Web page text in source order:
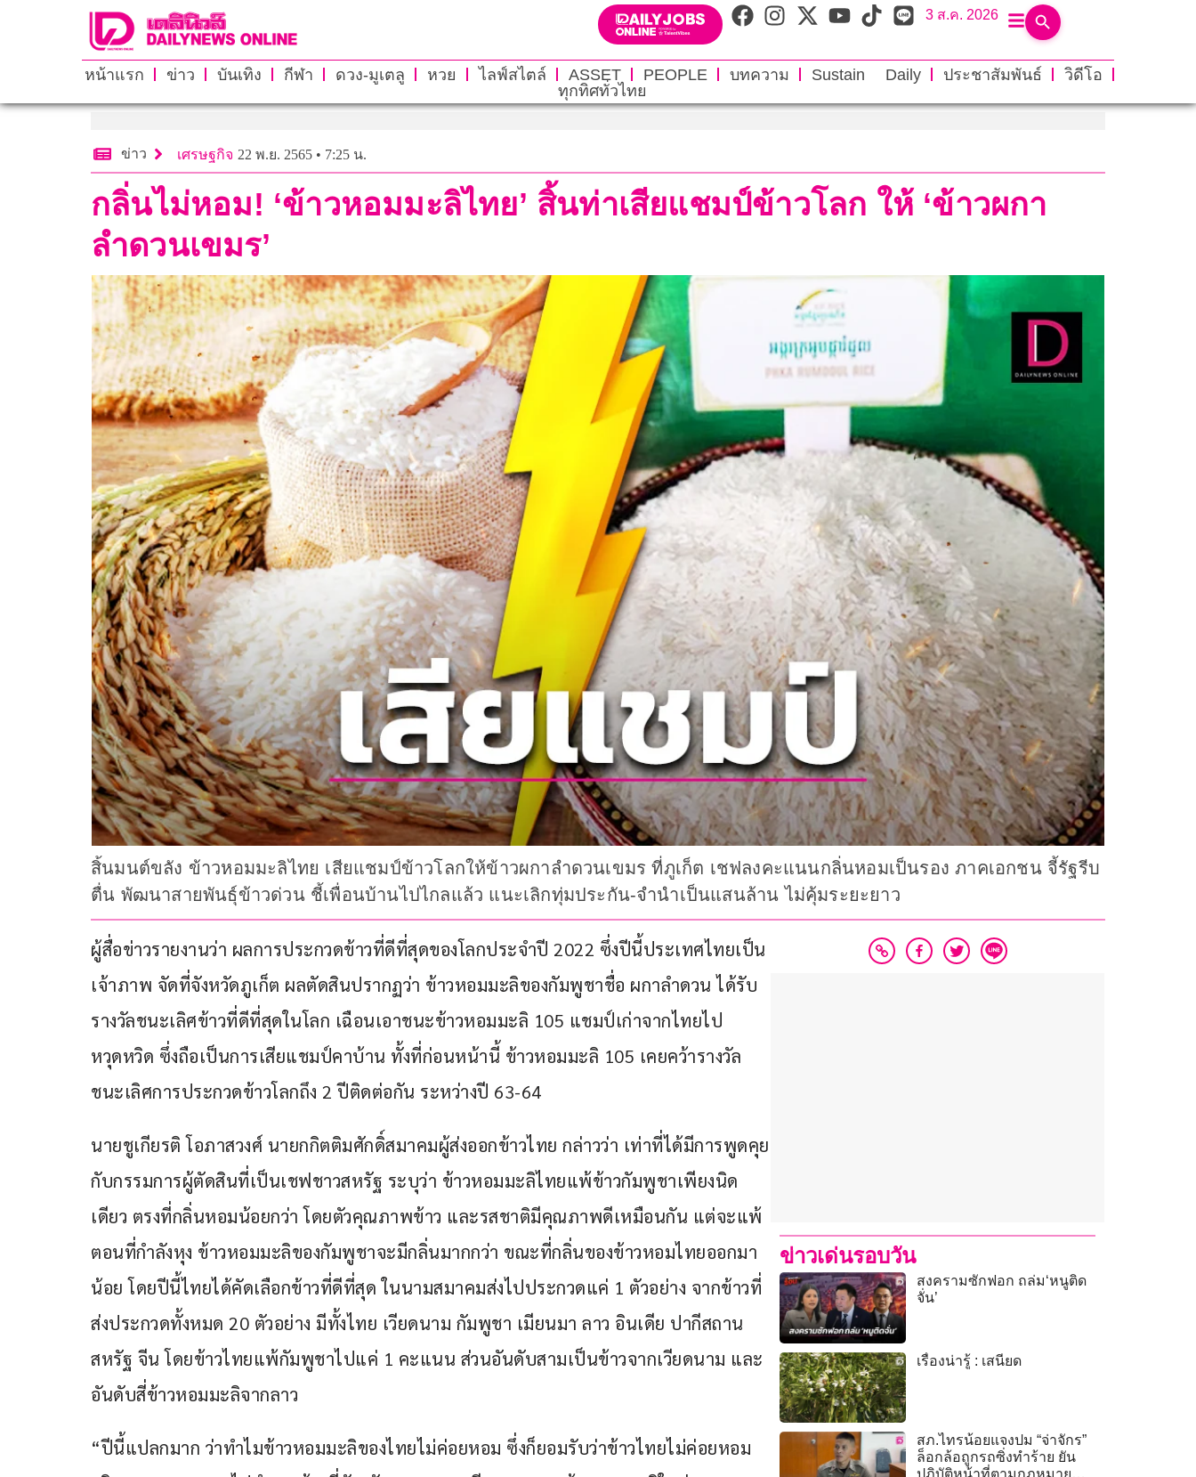
3 ส.ค. 2026
หน้าแรก ข่าว บันเทิง กีฬา ดวง-มูเตลู หวย ไลฟ์สไตล์ ASSET PEOPLE บทความ Sustain Daily ประชาสัมพันธ์
วิดีโอ
ทุกทิศทั่วไทย
ข่าว เศรษฐกิจ 22 พ.ย. 2565 • 7:25 น.
กลิ่นไม่หอม! ‘ข้าวหอมมะลิไทย’ สิ้นท่าเสียแชมป์ข้าวโลก ให้ ‘ข้าวผกา
ลำดวนเขมร’
สิ้นมนต์ขลัง ข้าวหอมมะลิไทย เสียแชมป์ข้าวโลกให้ข้าวผกาลำดวนเขมร ที่ภูเก็ต เชฟลงคะแนนกลิ่นหอมเป็นรอง ภาคเอกชน จี้รัฐรีบ
ตื่น พัฒนาสายพันธุ์ข้าวด่วน ชี้เพื่อนบ้านไปไกลแล้ว แนะเลิกทุ่มประกัน-จำนำเป็นแสนล้าน ไม่คุ้มระยะยาว
ผู้สื่อข่าวรายงานว่า ผลการประกวดข้าวที่ดีที่สุดของโลกประจำปี 2022 ซึ่งปีนี้ประเทศไทยเป็น
เจ้าภาพ จัดที่จังหวัดภูเก็ต ผลตัดสินปรากฏว่า ข้าวหอมมะลิของกัมพูชาชื่อ ผกาลำดวน ได้รับ
รางวัลชนะเลิศข้าวที่ดีที่สุดในโลก เฉือนเอาชนะข้าวหอมมะลิ 105 แชมป์เก่าจากไทยไป
หวุดหวิด ซึ่งถือเป็นการเสียแชมป์คาบ้าน ทั้งที่ก่อนหน้านี้ ข้าวหอมมะลิ 105 เคยคว้ารางวัล
ชนะเลิศการประกวดข้าวโลกถึง 2 ปีติดต่อกัน ระหว่างปี 63-64
นายชูเกียรติ โอภาสวงศ์ นายกกิตติมศักดิ์สมาคมผู้ส่งออกข้าวไทย กล่าวว่า เท่าที่ได้มีการพูดคุย
กับกรรมการผู้ตัดสินที่เป็นเชฟชาวสหรัฐ ระบุว่า ข้าวหอมมะลิไทยแพ้ข้าวกัมพูชาเพียงนิด
เดียว ตรงที่กลิ่นหอมน้อยกว่า โดยตัวคุณภาพข้าว และรสชาติมีคุณภาพดีเหมือนกัน แต่จะแพ้
ตอนที่กำลังหุง ข้าวหอมมะลิของกัมพูชาจะมีกลิ่นมากกว่า ขณะที่กลิ่นของข้าวหอมไทยออกมา
น้อย โดยปีนี้ไทยได้คัดเลือกข้าวที่ดีที่สุด ในนามสมาคมส่งไปประกวดแค่ 1 ตัวอย่าง จากข้าวที่
ส่งประกวดทั้งหมด 20 ตัวอย่าง มีทั้งไทย เวียดนาม กัมพูชา เมียนมา ลาว อินเดีย ปากีสถาน
สหรัฐ จีน โดยข้าวไทยแพ้กัมพูชาไปแค่ 1 คะแนน ส่วนอันดับสามเป็นข้าวจากเวียดนาม และ
อันดับสี่ข้าวหอมมะลิจากลาว
“ปีนี้แปลกมาก ว่าทำไมข้าวหอมมะลิของไทยไม่ค่อยหอม ซึ่งก็ยอมรับว่าข้าวไทยไม่ค่อยหอม
ข่าวเด่นรอบวัน
สงครามซักฟอก ถล่ม‘หนูติด
จั่น’
เรื่องน่ารู้ : เสนียด
สภ.ไทรน้อยแจงปม “จ่าจักร”
ล็อกล้อถูกรถซิ่งทำร้าย ยัน